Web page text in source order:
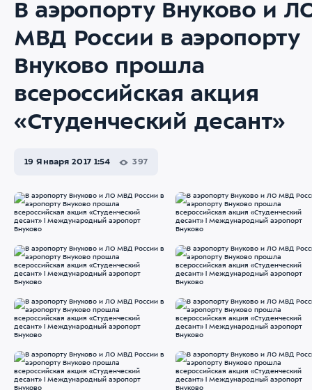
В аэропорту Внуково и
МВД России в аэропорту
Внуково прошла
всероссийская акция
«Студенческий десант»
19 Января 2017 1:54 397